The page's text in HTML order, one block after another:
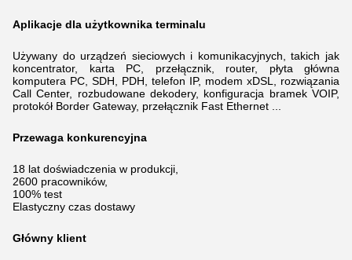
Aplikacje dla użytkownika terminalu
Używany do urządzeń sieciowych i komunikacyjnych, takich jak
koncentrator, karta PC, przełącznik, router, płyta główna
komputera PC, SDH, PDH, telefon IP, modem xDSL,
rozwiązania
Call Center, rozbudowane dekodery, konfiguracja bramek VOIP,
protokół Border Gateway, przełącznik Fast Ethernet ...
Przewaga konkurencyjna
18 lat doświadczenia w produkcji,
2600 pracowników,
100% test
Elastyczny czas dostawy
Główny klient